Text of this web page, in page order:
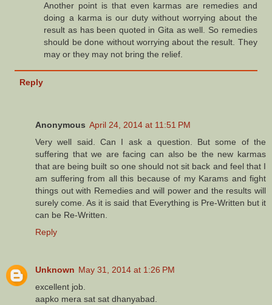
Another point is that even karmas are remedies and
doing a karma is our duty without worrying about the
result as has been quoted in Gita as well. So remedies
should be done without worrying about the result. They
may or they may not bring the relief.
Reply
Anonymous April 24, 2014 at 11:51 PM
Very well said. Can I ask a question. But some of the
suffering that we are facing can also be the new karmas
that are being built so one should not sit back and feel that I
am suffering from all this because of my Karams and fight
things out with Remedies and will power and the results will
surely come. As it is said that Everything is Pre-Written but it
can be Re-Written.
Reply
Unknown May 31, 2014 at 1:26 PM
excellent job.
aapko mera sat sat dhanyabad.